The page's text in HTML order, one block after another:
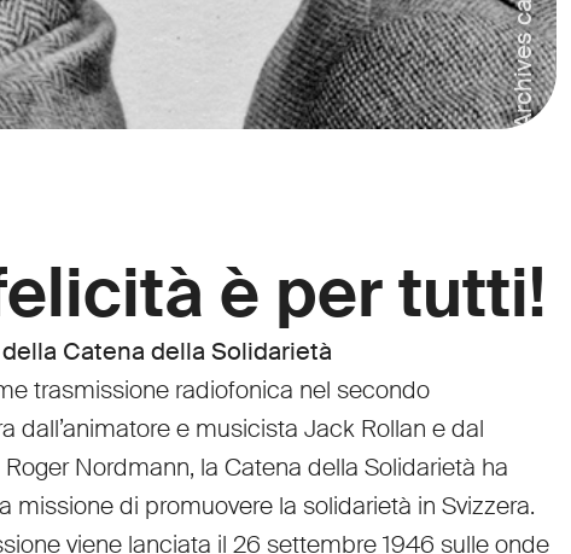
è per tutti!
Catena della Solidarietà
trasmissione radiofonica nel secondo
dall’animatore e musicista Jack Rollan e dal
Nordmann, la Catena della Solidarietà ha
missione di promuovere la solidarietà in Svizzera.
viene lanciata il 26 settembre 1946 sulle onde